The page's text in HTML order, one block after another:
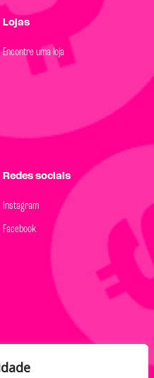
Lojas
Encontre uma loja
Redes sociais
Instagram
Facebook